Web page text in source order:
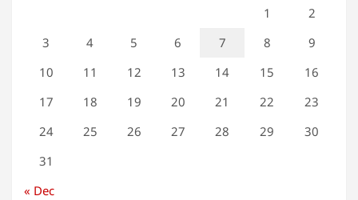
1
2
3
4 5 6 7 8
9
10
11 12 13 14 15
16
17
18 19 20 21 22
23
24
25 26 27 28 29
30
31
« Dec